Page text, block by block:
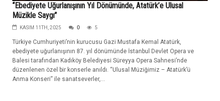
“Ebediyete Uğurlanışının Yıl Dönümünde, Atatürk’e Ulusal
Müzikle Saygı”
KASIM 11TH, 2025 0 5
Türkiye Cumhuriyeti’nin kurucusu Gazi Mustafa Kemal Atatürk,
ebediyete uğurlanışının 87. yıl dönümünde İstanbul Devlet Opera ve
Balesi tarafından Kadıköy Belediyesi Süreyya Opera Sahnesi’nde
düzenlenen özel bir konserle anıldı. “Ulusal Müziğimiz – Atatürk’ü
Anma Konseri” ile sanatseverler,...